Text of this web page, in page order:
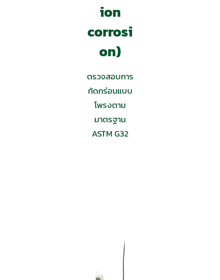
ion
corrosi
on)
ตรวจสอบการ
กัดกร่อนแบบ
โพรงตาม
มาตรฐาน
ASTM G32